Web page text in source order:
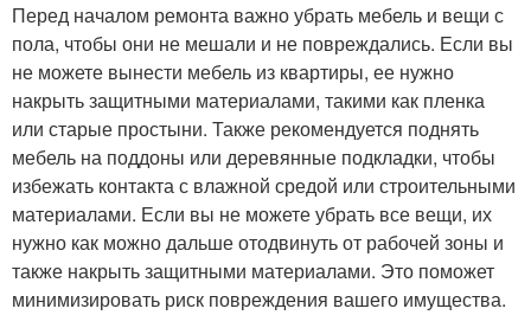
Перед началом ремонта важно убрать мебель и вещи с
пола, чтобы они не мешали и не повреждались. Если вы
не можете вынести мебель из квартиры, ее нужно
накрыть защитными материалами, такими как пленка
или старые простыни. Также рекомендуется поднять
мебель на поддоны или деревянные подкладки, чтобы
избежать контакта с влажной средой или строительными
материалами. Если вы не можете убрать все вещи, их
нужно как можно дальше отодвинуть от рабочей зоны и
также накрыть защитными материалами. Это поможет
минимизировать риск повреждения вашего имущества.